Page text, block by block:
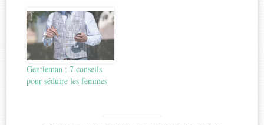
Gentleman : 7 conseils
pour séduire les femmes